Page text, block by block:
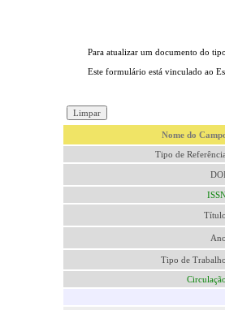
Para atualizar um documento do
Este formulário está vinculado ao
Nome do
Tipo de Referência
DOI
Título
Ano
Tipo de Trabalho
Circulação